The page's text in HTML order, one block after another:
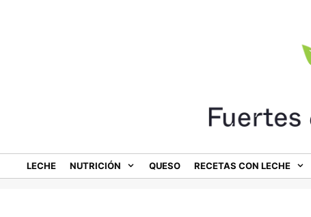
LECHE NUTRICIÓN QUESO RECETAS CON LECHE